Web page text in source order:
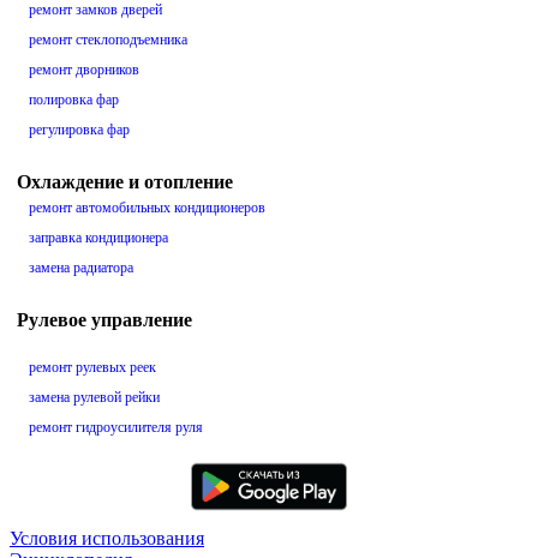
ремонт замков дверей
ремонт стеклоподъемника
ремонт дворников
полировка фар
регулировка фар
Охлаждение и отопление
ремонт автомобильных кондиционеров
заправка кондиционера
замена радиатора
Рулевое управление
ремонт рулевых реек
замена рулевой рейки
ремонт гидроусилителя руля
Условия использования